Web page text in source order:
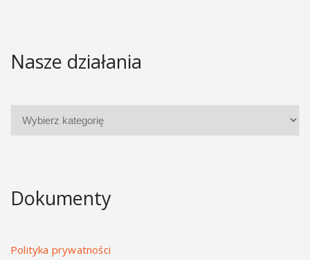
Nasze działania
Dokumenty
Polityka prywatności